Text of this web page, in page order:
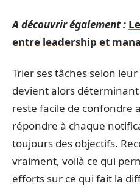
A découvrir également :
entre leadership et
Trier ses tâches selon
devient alors
reste facile de confondre
répondre à chaque
toujours des objectifs.
vraiment, voilà ce qui
efforts sur ce qui fait la